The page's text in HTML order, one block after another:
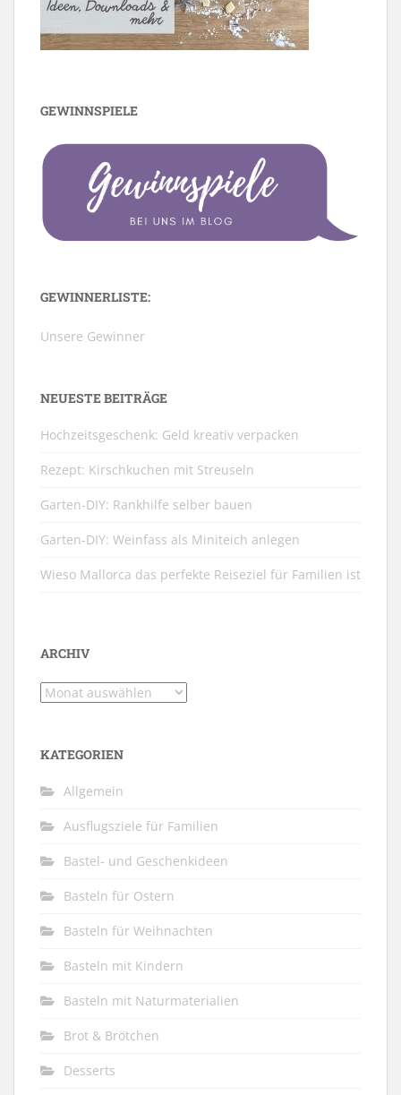
GEWINNSPIELE
GEWINNERLISTE:
Unsere Gewinner
NEUESTE BEITRÄGE
Hochzeitsgeschenk: Geld kreativ verpacken
Rezept: Kirschkuchen mit Streuseln
Garten-DIY: Rankhilfe selber bauen
Garten-DIY: Weinfass als Miniteich anlegen
Wieso Mallorca das perfekte Reiseziel für Familien ist
ARCHIV
Archiv
KATEGORIEN
Allgemein
Ausflugsziele für Familien
Bastel- und Geschenkideen
Basteln für Ostern
Basteln für Weihnachten
Basteln mit Kindern
Basteln mit Naturmaterialien
Brot & Brötchen
Desserts